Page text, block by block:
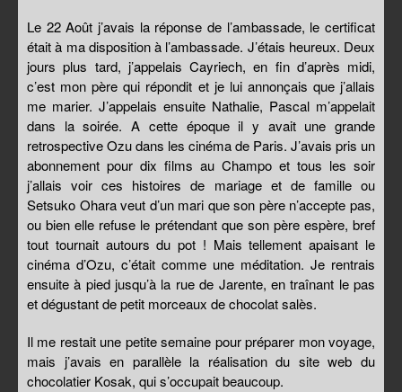
Le 22 Août j’avais la réponse de l’ambassade, le certificat
était à ma disposition à l’ambassade. J’étais heureux. Deux
jours plus tard, j’appelais Cayriech, en fin d’après midi,
c’est mon père qui répondit et je lui annonçais que j’allais
me marier. J’appelais ensuite Nathalie, Pascal m’appelait
dans la soirée. A cette époque il y avait une grande
retrospective Ozu dans les cinéma de Paris. J’avais pris un
abonnement pour dix films au Champo et tous les soir
j’allais voir ces histoires de mariage et de famille ou
Setsuko Ohara veut d’un mari que son père n’accepte pas,
ou bien elle refuse le prétendant que son père espère, bref
tout tournait autours du pot ! Mais tellement apaisant le
cinéma d’Ozu, c’était comme une méditation. Je rentrais
ensuite à pied jusqu’à la rue de Jarente, en traînant le pas
et dégustant de petit morceaux de chocolat salès.
Il me restait une petite semaine pour préparer mon voyage,
mais j’avais en parallèle la réalisation du site web du
chocolatier Kosak, qui s’occupait beaucoup.